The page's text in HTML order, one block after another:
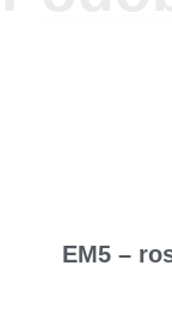
EM5 –